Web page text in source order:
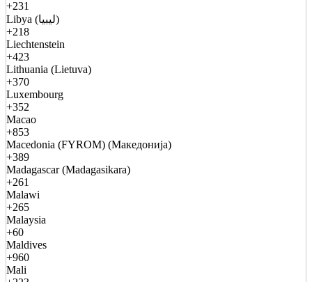
+231
Libya (ليبيا)
+218
Liechtenstein
+423
Lithuania (Lietuva)
+370
Luxembourg
+352
Macao
+853
Macedonia (FYROM) (Македонија)
+389
Madagascar (Madagasikara)
+261
Malawi
+265
Malaysia
+60
Maldives
+960
Mali